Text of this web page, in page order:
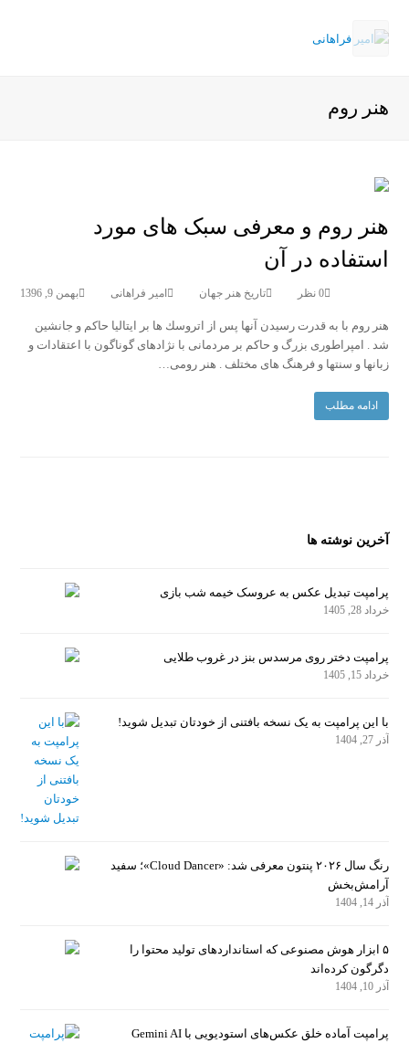
Open
Menu
هنر روم
هنر روم و معرفی سبک های مورد
استفاده در آن
بهمن 9, 1396 امیر فراهانی تاریخ هنر جهان 0 نظر
هنر روم با به قدرت رسیدن آنها پس از اتروسك ها بر ایتالیا حاكم و جانشین
شد . امپراطوری بزرگ و حاكم بر مردمانی با نژادهای گوناگون با اعتقادات و
زبانها و سنتها و فرهنگ های مختلف . هنر رومی…
ادامه مطلب
آخرین نوشته ها
پرامپت تبدیل عکس به عروسک خیمه شب بازی
خرداد 28, 1405
پرامپت دختر روی مرسدس بنز در غروب طلایی
خرداد 15, 1405
با این پرامپت به یک نسخه بافتنی از خودتان تبدیل شوید!
آذر 27, 1404
رنگ سال ۲۰۲۶ پنتون معرفی شد: «Cloud Dancer»؛ سفید
آرامش‌بخش
آذر 14, 1404
۵ ابزار هوش مصنوعی که استانداردهای تولید محتوا را
دگرگون کرده‌اند
آذر 10, 1404
پرامپت آماده خلق عکس‌های استودیویی با Gemini AI